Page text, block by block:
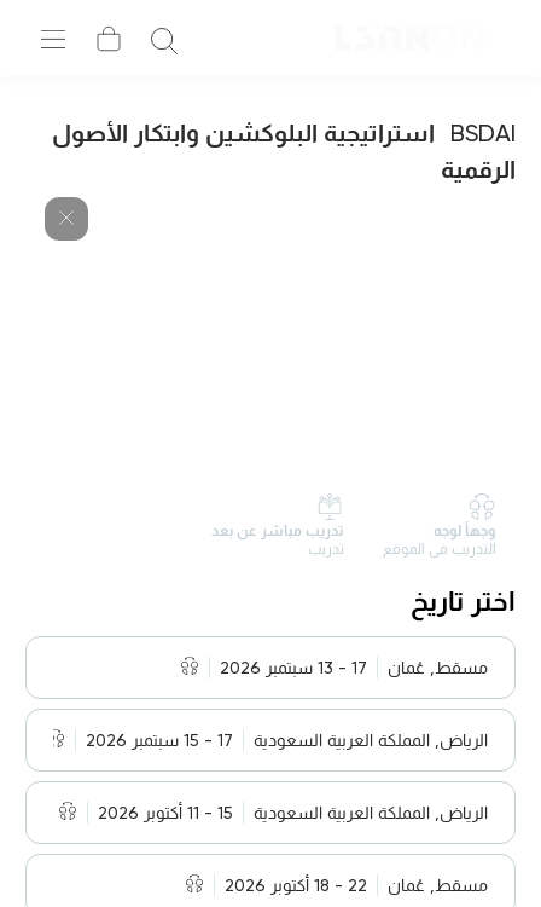
BSDAI
استراتيجية البلوكشين وابتكار الأصول
الرقمية
وجهاً لوجه
التدريب في الموقع
تدريب مباشر عن بعد
تدريب
اختر تاريخ
مسقط, عُمان 17 - 13 سبتمبر 2026
الرياض, المملكة العربية السعودية 17 - 15 سبتمبر 2026
الرياض, المملكة العربية السعودية 15 - 11 أكتوبر 2026
مسقط, عُمان 22 - 18 أكتوبر 2026